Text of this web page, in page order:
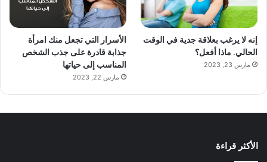
إنه لا يرغب بعلاقة جدية في الوقت
الحالي. ماذا أفعل؟
مارس 23, 2023
الأسرار التي تجعل منك امرأة
جذابة قادرة على جذب الشخص
المناسب إلى حياتها
مارس 22, 2023
الأكثر قراءة